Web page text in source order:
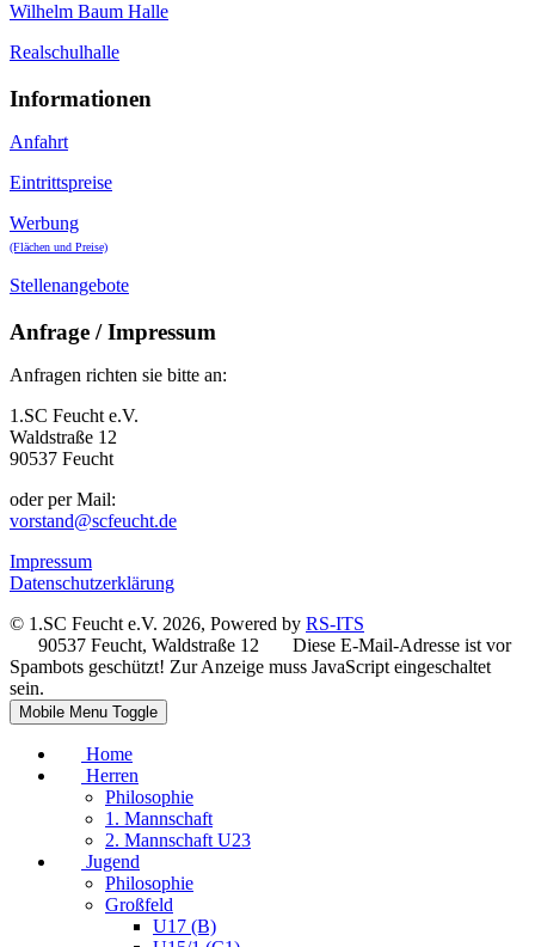
Wilhelm Baum Halle
Realschulhalle
Informationen
Anfahrt
Eintrittspreise
Werbung
(Flächen und Preise)
Stellenangebote
Anfrage / Impressum
Anfragen richten sie bitte an:
1.SC Feucht e.V.
Waldstraße 12
90537 Feucht
oder per Mail:
vorstand@scfeucht.de
Impressum
Datenschutzerklärung
© 1.SC Feucht e.V. 2026, Powered by RS-ITS
90537 Feucht, Waldstraße 12
Diese E-Mail-Adresse ist vor
Spambots geschützt! Zur Anzeige muss JavaScript eingeschaltet
sein.
Mobile Menu Toggle
Home
Herren
Philosophie
1. Mannschaft
2. Mannschaft U23
Jugend
Philosophie
Großfeld
U17 (B)